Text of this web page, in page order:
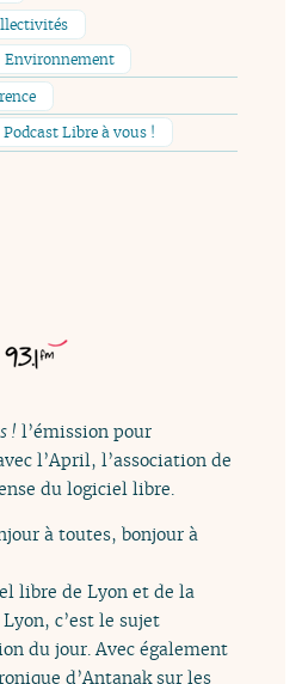
Environnement
Podcast Libre à vous !
! l’émission pour
l’April, l’association de
du logiciel libre.
à toutes, bonjour à
libre de Lyon et de la
c’est le sujet
du jour. Avec également
d’Antanak sur les